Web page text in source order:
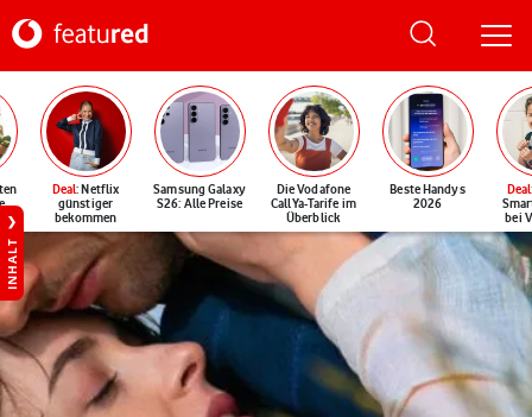
Deal: Netflix
günstiger
bekommen
Samsung Galaxy
S26: Alle Preise
Die Vodafone
CallYa-Tarife im
Überblick
Beste Handys
2026
Deal
bei
INHALT